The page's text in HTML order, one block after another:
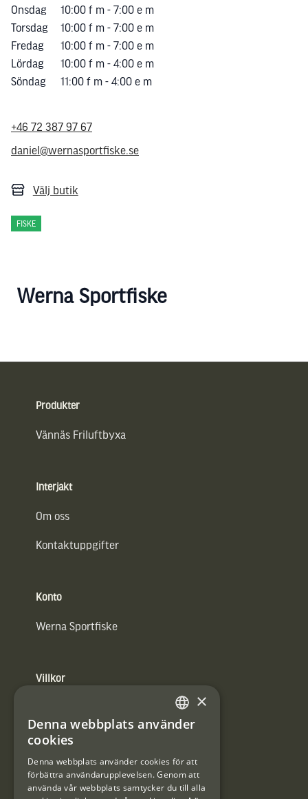
Onsdag
Torsdag
Fredag
Lördag
Söndag
10:00 f m - 7:00 e m
10:00 f m - 7:00 e m
10:00 f m - 7:00 e m
10:00 f m - 4:00 e m
11:00 f m - 4:00 e m
+46 72 387 97 67
daniel@wernasportfiske.se
Välj butik
FISKE
Werna Sportfiske
Produkter
Vännäs Friluftbyxa
Interjakt
Om oss
Kontaktuppgifter
Konto
Werna Sportfiske
Villkor
Användarvillkor
#Interjaktfamily
SWEDISH
×
Denna webbplats använder
cookies
Denna webbplats använder cookies för att
förbättra användarupplevelsen. Genom att
använda vår webbplats samtycker du till alla